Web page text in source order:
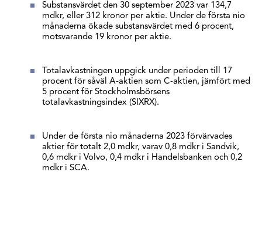
Substansvärdet den 30 september 2023 var 134,7
mdkr, eller 312 kronor per aktie. Under de första nio
månaderna ökade substansvärdet med 6 procent,
motsvarande 19 kronor per aktie.
Totalavkastningen uppgick under perioden till 17
procent för såväl A-aktien som C-aktien, jämfört med
5 procent för Stockholmsbörsens
totalavkastningsindex (SIXRX).
Under de första nio månaderna 2023 förvärvades
aktier för totalt 2,0 mdkr, varav 0,8 mdkr i Sandvik,
0,6 mdkr i Volvo, 0,4 mdkr i Handelsbanken och 0,2
mdkr i SCA.